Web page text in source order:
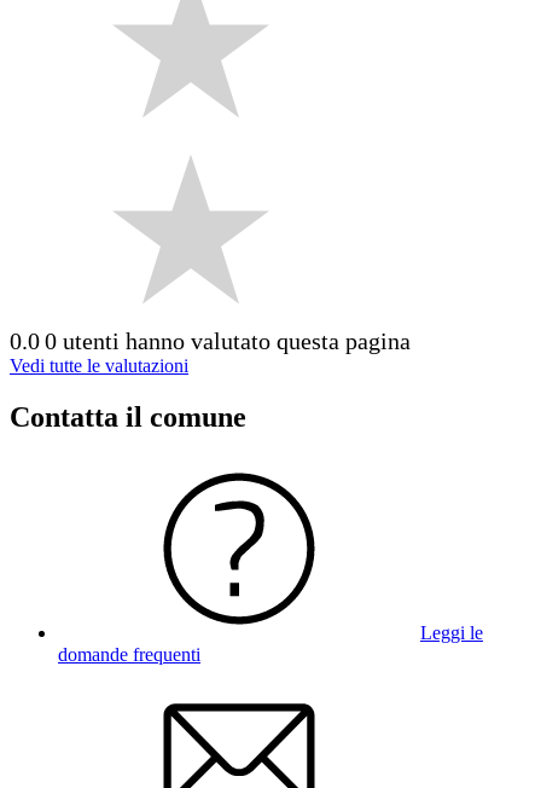
0.00 utenti hanno valutato questa pagina
Vedi tutte le valutazioni
Contatta il comune
Leggi le
domande frequenti